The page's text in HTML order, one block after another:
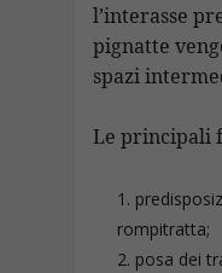
l’interasse
pignatte
spazi
Le principali
rompitratta;
posa dei